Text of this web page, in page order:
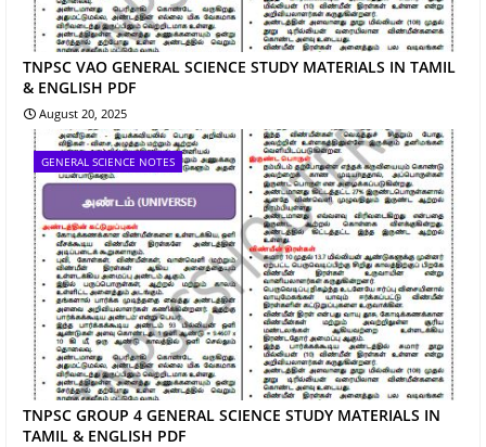
TNPSC VAO GENERAL SCIENCE STUDY MATERIALS IN TAMIL
& ENGLISH PDF
August 20, 2025
GENERAL SCIENCE NOTES
TNPSC GROUP 4 GENERAL SCIENCE STUDY MATERIALS IN
TAMIL & ENGLISH PDF